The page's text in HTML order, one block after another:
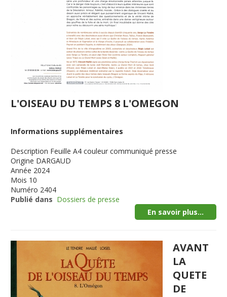
L'OISEAU DU TEMPS 8 L'OMEGON
Informations supplémentaires
Description Feuille A4 couleur communiqué presse
Origine DARGAUD
Année 2024
Mois 10
Numéro 2404
Publié dans Dossiers de presse
En savoir plus...
AVANT
LA
QUETE
DE